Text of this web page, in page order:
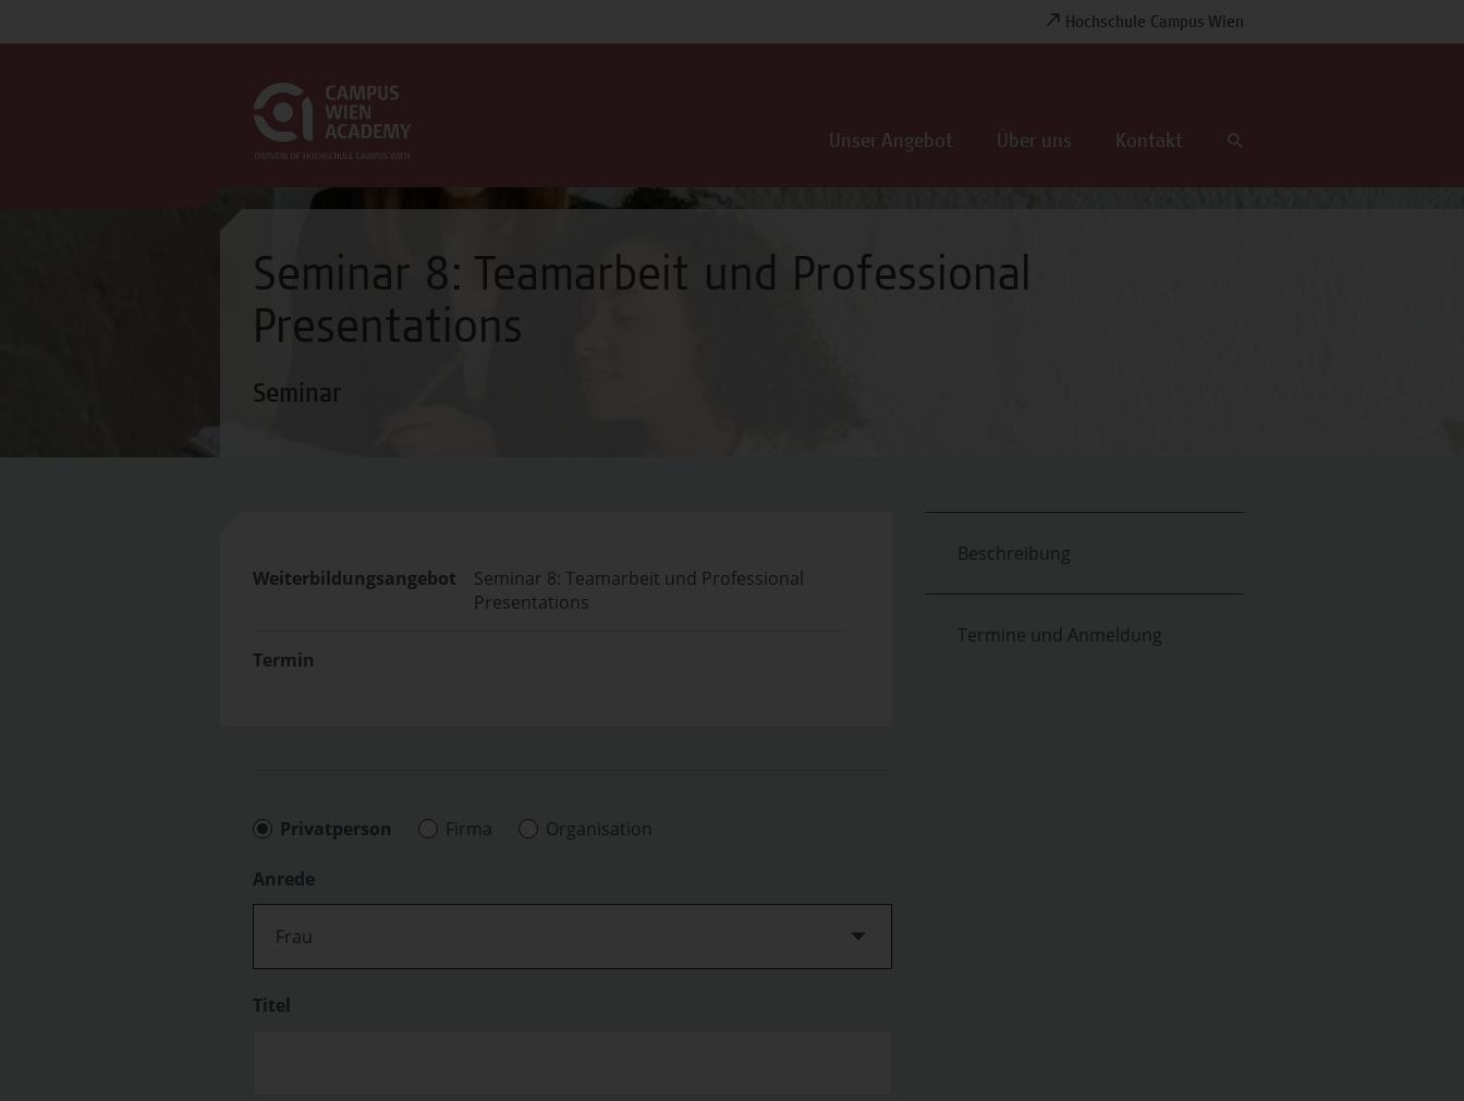
Hochschule Campus Wien
Unser Angebot Über uns Kontakt
Seminar 8: Teamarbeit und Professional
Presentations
Seminar
Weiterbildungsangebot
Seminar 8: Teamarbeit und Professional
Presentations
Termin
Privatperson Firma Organisation
Anrede
Frau
Titel
Beschreibung
Termine und Anmeldung